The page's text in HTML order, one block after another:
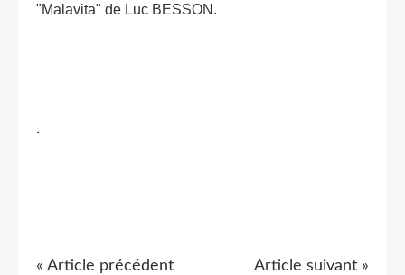
"Malavita" de Luc BESSON.
.
« Article précédent Article suivant »